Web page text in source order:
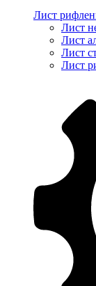
Лист
Лист
Лист
Лист
Лист